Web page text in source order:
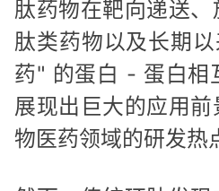
肽药物在靶向递送
肽类药物以及长期
药" 的蛋白 - 蛋白相
展现出巨大的应用
物医药领域的研发热